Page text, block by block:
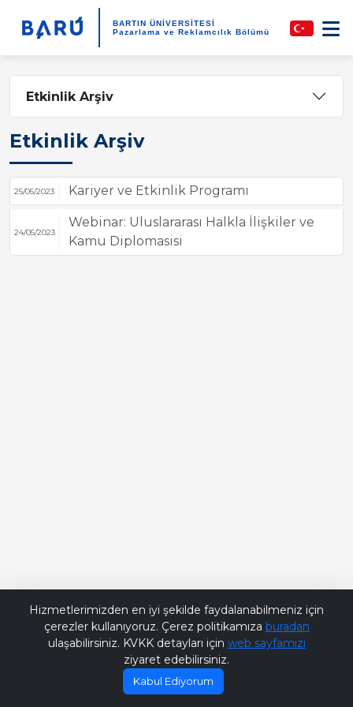
BARTIN ÜNİVERSİTESİ
Pazarlama ve Reklamcılık Bölümü
Etkinlik Arşiv
Etkinlik Arşiv
25/05/2023 Kariyer ve Etkinlik Programı
24/05/2023
Webinar: Uluslararası Halkla İlişkiler ve
Kamu Diplomasisi
Hizmetlerimizden en iyi şekilde faydalanabilmeniz için
çerezler kullanıyoruz. Çerez politikamıza buradan
ulaşabilirsiniz. KVKK detayları için web sayfamızı
ziyaret edebilirsiniz.
Kabul Ediyorum
Bana Soru Sor | Ask Me